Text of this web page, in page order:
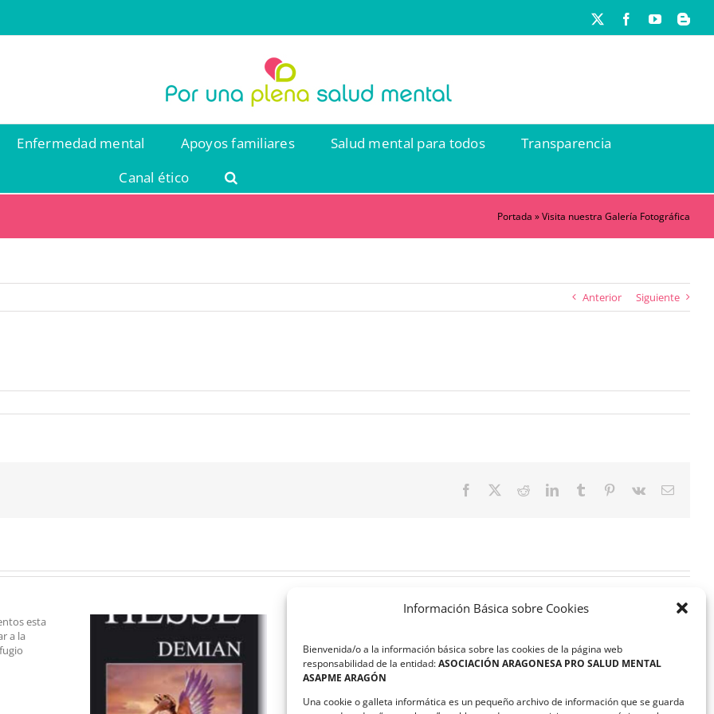
Información Básica sobre Cookies
Bienvenida/o a la información básica sobre las cookies de la página web
responsabilidad de la entidad:ASOCIACIÓN ARAGONESA PRO SALUD MENTAL
ASAPME ARAGÓN
Una cookie o galleta informática es un pequeño archivo de información que se guarda
FacebookYouTube
Enfermedad mental Apoyos familiares Salud mental para todos
Transparencia
Canal ético
Portada »Visita nuestra Galería Fotográfica
Anterior Siguiente
Facebook RedditLinkedInTumblr Pinterest
Vk
Correo
Fotografías Ganadoras
Inscripción
del